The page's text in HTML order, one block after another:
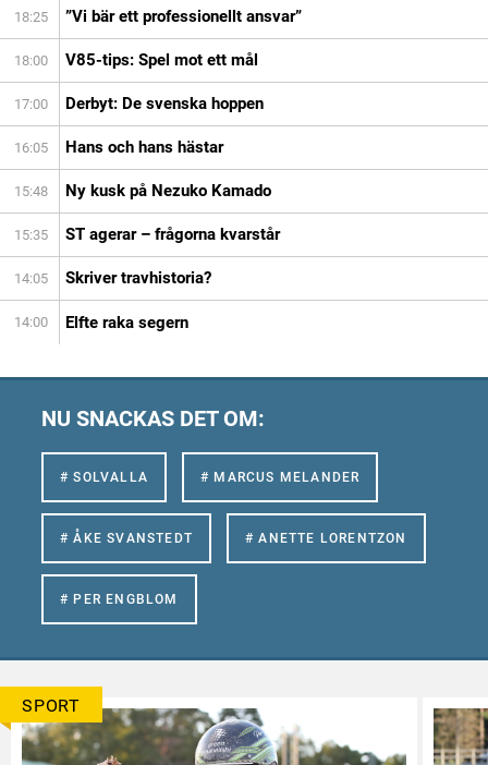
18:25 ”Vi bär ett professionellt ansvar”
18:00 V85-tips: Spel mot ett mål
17:00 Derbyt: De svenska hoppen
16:05 Hans och hans hästar
15:48 Ny kusk på Nezuko Kamado
15:35 ST agerar – frågorna kvarstår
14:05 Skriver travhistoria?
14:00 Elfte raka segern
NU SNACKAS DET OM:
# SOLVALLA # MARCUS MELANDER
# ÅKE SVANSTEDT # ANETTE LORENTZON
# PER ENGBLOM
SPORT